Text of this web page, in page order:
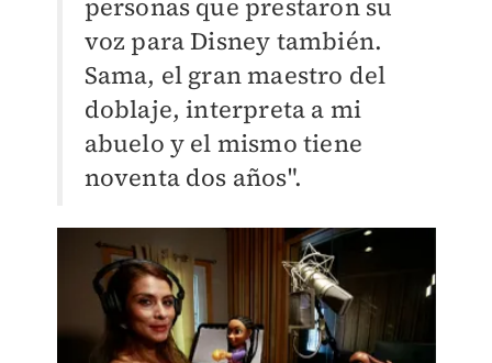
personas que prestaron su
voz para Disney también.
Sama, el gran maestro del
doblaje, interpreta a mi
abuelo y el mismo tiene
noventa dos años".